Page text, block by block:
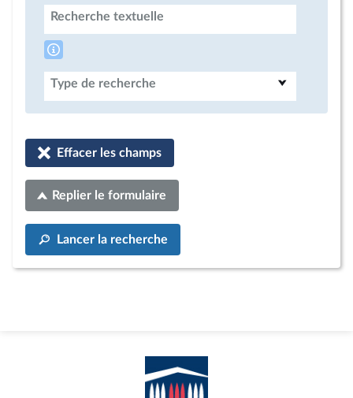
Recherche textuelle
Type de recherche
Effacer les champs
Replier le formulaire
Lancer la recherche